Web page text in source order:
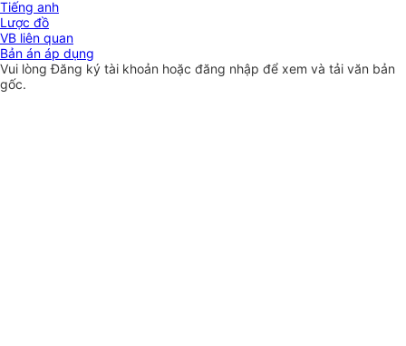
Tiếng anh
Lược đồ
VB liên quan
Bản án áp dụng
Vui lòngĐăng ký tài khoản hoặc đăng nhập để xem và tải văn bản
gốc.